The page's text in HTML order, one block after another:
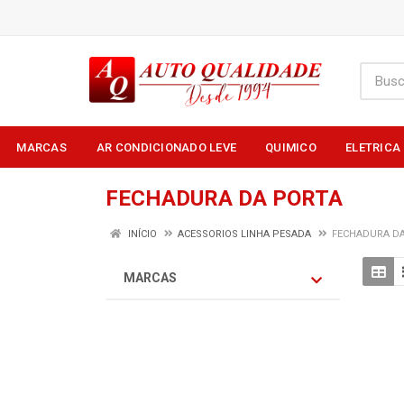
MARCAS AR CONDICIONADO LEVE QUIMICO
FECHADURA DA PORTA
INÍCIO ACESSORIOS LINHA PESADA FECHADURA
MARCAS